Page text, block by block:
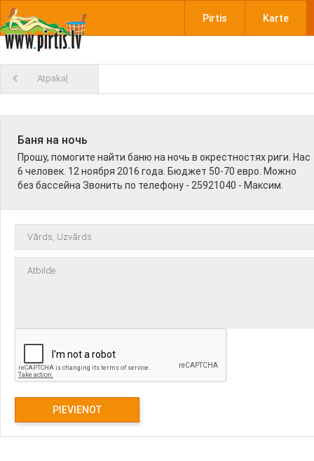
Pirtis Karte
Atpakaļ
Баня на ночь
Прошу, помогите найти баню на ночь в окрестностях риги. Нас
6 человек. 12 ноября 2016 года. Бюджет 50-70 евро. Можно
без бассейна Звонить по телефону - 25921040 - Максим.